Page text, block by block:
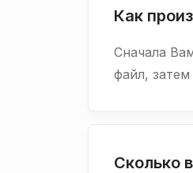
Как
Сначала
файл,
Сколько